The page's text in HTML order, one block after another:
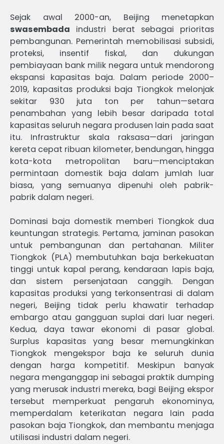
Sejak awal 2000-an, Beijing menetapkan
swasembada industri berat sebagai prioritas
pembangunan. Pemerintah memobilisasi subsidi,
proteksi, insentif fiskal, dan dukungan
pembiayaan bank milik negara untuk mendorong
ekspansi kapasitas baja. Dalam periode 2000–
2019, kapasitas produksi baja Tiongkok melonjak
sekitar 930 juta ton per tahun—setara
penambahan yang lebih besar daripada total
kapasitas seluruh negara produsen lain pada saat
itu. Infrastruktur skala raksasa—dari jaringan
kereta cepat ribuan kilometer, bendungan, hingga
kota-kota metropolitan baru—menciptakan
permintaan domestik baja dalam jumlah luar
biasa, yang semuanya dipenuhi oleh pabrik-
pabrik dalam negeri.
Dominasi baja domestik memberi Tiongkok dua
keuntungan strategis. Pertama, jaminan pasokan
untuk pembangunan dan pertahanan. Militer
Tiongkok (PLA) membutuhkan baja berkekuatan
tinggi untuk kapal perang, kendaraan lapis baja,
dan sistem persenjataan canggih. Dengan
kapasitas produksi yang terkonsentrasi di dalam
negeri, Beijing tidak perlu khawatir terhadap
embargo atau gangguan suplai dari luar negeri.
Kedua, daya tawar ekonomi di pasar global.
Surplus kapasitas yang besar memungkinkan
Tiongkok mengekspor baja ke seluruh dunia
dengan harga kompetitif. Meskipun banyak
negara menganggap ini sebagai praktik dumping
yang merusak industri mereka, bagi Beijing ekspor
tersebut memperkuat pengaruh ekonominya,
memperdalam keterikatan negara lain pada
pasokan baja Tiongkok, dan membantu menjaga
utilisasi industri dalam negeri.